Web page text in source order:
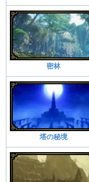
密林
塔の秘境